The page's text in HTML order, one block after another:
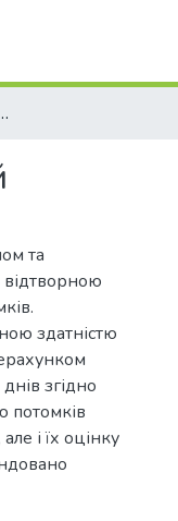
оцінювання свиней
та
здатністю
згідно
потомків
і їх оцінку